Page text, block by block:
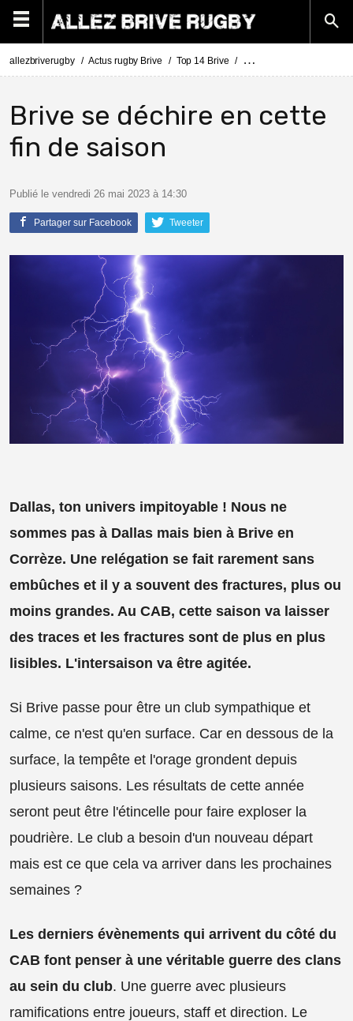
allezbriverugby Actus rugby Brive Top 14 Brive Les tensions au CA Brive
Brive se déchire en cette
fin de saison
Publié le vendredi 26 mai 2023 à 14:30
Partager sur Facebook Tweeter
Dallas, ton univers impitoyable ! Nous ne
sommes pas à Dallas mais bien à Brive en
Corrèze. Une relégation se fait rarement sans
embûches et il y a souvent des fractures, plus ou
moins grandes. Au CAB, cette saison va laisser
des traces et les fractures sont de plus en plus
lisibles. L'intersaison va être agitée.
Si Brive passe pour être un club sympathique et
calme, ce n'est qu'en surface. Car en dessous de la
surface, la tempête et l'orage grondent depuis
plusieurs saisons. Les résultats de cette année
seront peut être l'étincelle pour faire exploser la
poudrière. Le club a besoin d'un nouveau départ
mais est ce que cela va arriver dans les prochaines
semaines ?
Les derniers évènements qui arrivent du côté du
CAB font penser à une véritable guerre des clans
au sein du club. Une guerre avec plusieurs
ramifications entre joueurs, staff et direction. Le